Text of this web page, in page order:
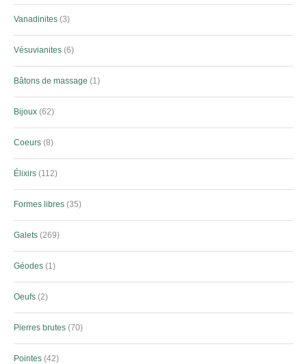
Vanadinites 3
Vésuvianites 6
Bâtons de massage 1
Bijoux 62
Coeurs 8
Élixirs 112
Formes libres 35
Galets 269
Géodes 1
Oeufs 2
Pierres brutes 70
Pointes 42